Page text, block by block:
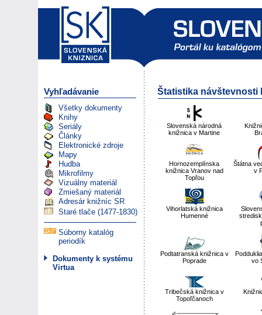
Vyhľadávanie
Všetky dokumenty
Knihy
Seriály
Články
Elektronické zdroje
Mapy
Hudba
Mikrofilmy
Vizuálny materiál
Zmiešaný materiál
Adresár knižníc SR
Staré tlače (1477-1830)
Súborny katalóg
periodík
Dokumenty k systému
Virtua
Štatistika návštevnosti
Slovenská národná
knižnica v Martine
Hornozemplínska
knižnica Vranov nad
Topľou
Štátna
v
Vihorlatská knižnica
Humenné
Podtatranská knižnica v
Poprade
vo
Tribečská knižnica v
Topoľčanoch